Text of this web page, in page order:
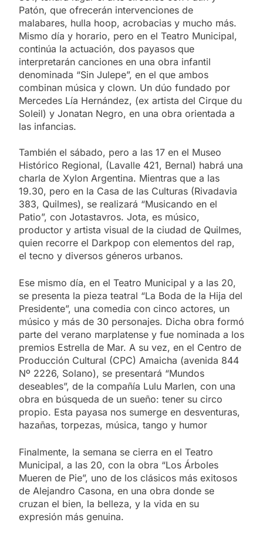
Patón, que ofrecerán intervenciones de
malabares, hulla hoop, acrobacias y mucho más.
Mismo día y horario, pero en el Teatro Municipal,
continúa la actuación, dos payasos que
interpretarán canciones en una obra infantil
denominada “Sin Julepe”, en el que ambos
combinan música y clown. Un dúo fundado por
Mercedes Lía Hernández, (ex artista del Cirque du
Soleil) y Jonatan Negro, en una obra orientada a
las infancias.
También el sábado, pero a las 17 en el Museo
Histórico Regional, (Lavalle 421, Bernal) habrá una
charla de Xylon Argentina. Mientras que a las
19.30, pero en la Casa de las Culturas (Rivadavia
383, Quilmes), se realizará “Musicando en el
Patio”, con Jotastavros. Jota, es músico,
productor y artista visual de la ciudad de Quilmes,
quien recorre el Darkpop con elementos del rap,
el tecno y diversos géneros urbanos.
Ese mismo día, en el Teatro Municipal y a las 20,
se presenta la pieza teatral “La Boda de la Hija del
Presidente”, una comedia con cinco actores, un
músico y más de 30 personajes. Dicha obra formó
parte del verano marplatense y fue nominada a los
premios Estrella de Mar. A su vez, en el Centro de
Producción Cultural (CPC) Amaicha (avenida 844
Nº 2226, Solano), se presentará “Mundos
deseables”, de la compañía Lulu Marlen, con una
obra en búsqueda de un sueño: tener su circo
propio. Esta payasa nos sumerge en desventuras,
hazañas, torpezas, música, tango y humor
Finalmente, la semana se cierra en el Teatro
Municipal, a las 20, con la obra “Los Árboles
Mueren de Pie”, uno de los clásicos más exitosos
de Alejandro Casona, en una obra donde se
cruzan el bien, la belleza, y la vida en su
expresión más genuina.